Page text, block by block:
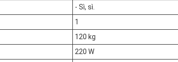
- Sì, sì.
1
120 kg
220 W